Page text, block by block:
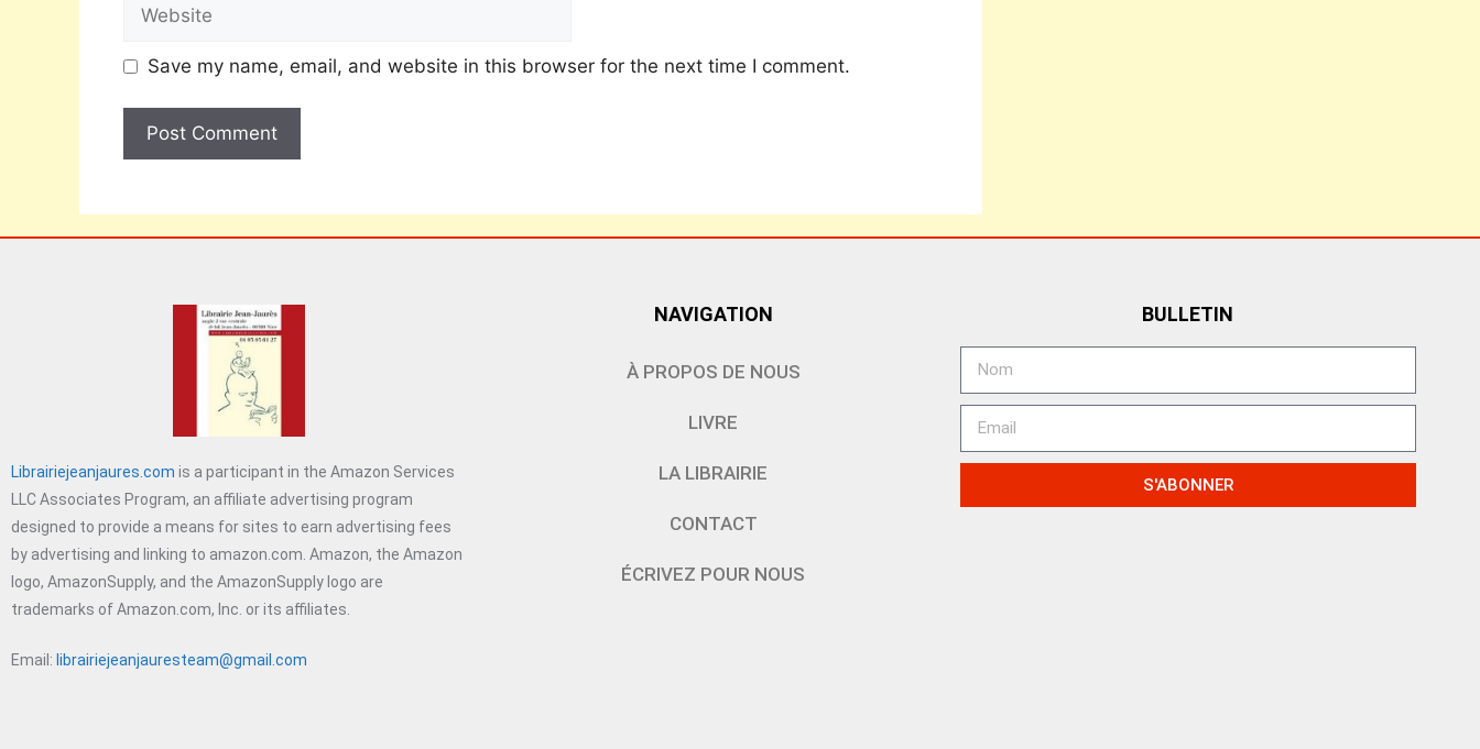
Save my name, email, and website in this browser for the next time I comment.
Librairiejeanjaures.com is a participant in the Amazon Services
LLC Associates Program, an affiliate advertising program
designed to provide a means for sites to earn advertising fees
by advertising and linking to amazon.com. Amazon, the Amazon
logo, AmazonSupply, and the AmazonSupply logo are
trademarks of Amazon.com, Inc. or its affiliates.
Email: librairiejeanjauresteam@gmail.com
NAVIGATION
À PROPOS DE NOUS
LIVRE
LA LIBRAIRIE
CONTACT
ÉCRIVEZ POUR NOUS
BULLETIN
S'ABONNER